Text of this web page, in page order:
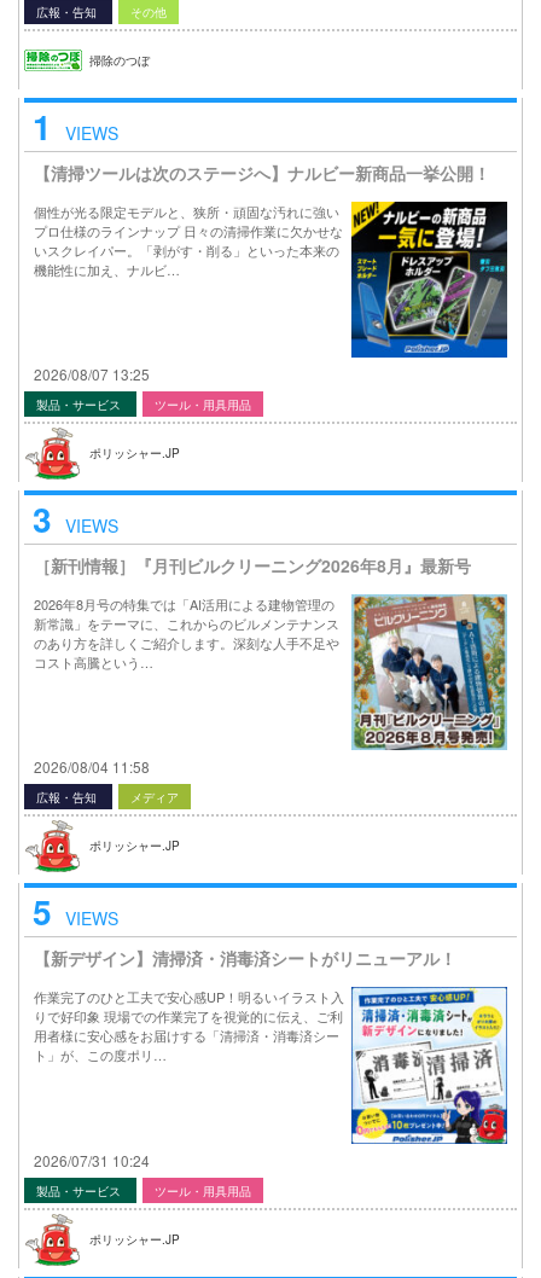
広報・告知 その他
掃除のつぼ
1
VIEWS
【清掃ツールは次のステージへ】ナルビー新商品一挙公開！
個性が光る限定モデルと、狭所・頑固な汚れに強い
プロ仕様のラインナップ 日々の清掃作業に欠かせな
いスクレイパー。「剥がす・削る」といった本来の
機能性に加え、ナルビ…
2026/08/07 13:25
製品・サービス ツール・用具用品
ポリッシャー.JP
3 VIEWS
［新刊情報］『月刊ビルクリーニング2026年8月』最新号
2026年8月号の特集では「AI活用による建物管理の
新常識」をテーマに、これからのビルメンテナンス
のあり方を詳しくご紹介します。深刻な人手不足や
コスト高騰という…
2026/08/04 11:58
広報・告知 メディア
ポリッシャー.JP
5 VIEWS
【新デザイン】清掃済・消毒済シートがリニューアル！
作業完了のひと工夫で安心感UP！明るいイラスト入
りで好印象 現場での作業完了を視覚的に伝え、ご利
用者様に安心感をお届けする「清掃済・消毒済シー
ト」が、この度ポリ…
2026/07/31 10:24
製品・サービス ツール・用具用品
ポリッシャー.JP